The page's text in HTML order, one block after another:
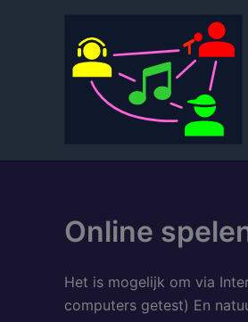
Online
Het is mogelijk om via
computers getest) En